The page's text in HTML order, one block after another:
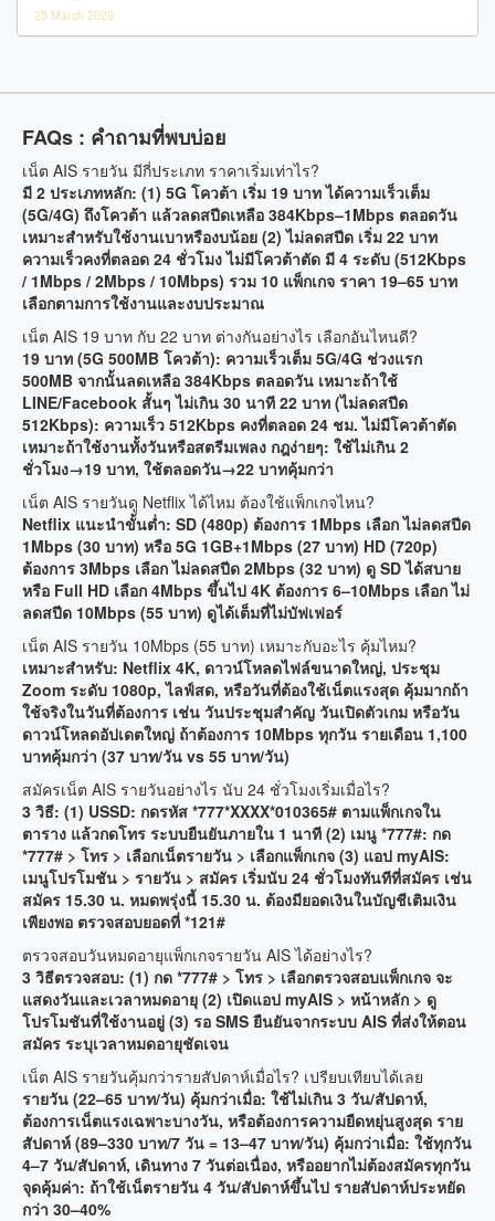
25 March 2026
FAQs : คำถามที่พบบ่อย
เน็ต AIS รายวัน มีกี่ประเภท ราคาเริ่มเท่าไร?
มี 2 ประเภทหลัก: (1) 5G โควต้า เริ่ม 19 บาท ได้ความเร็วเต็ม
(5G/4G) ถึงโควต้า แล้วลดสปีดเหลือ 384Kbps–1Mbps ตลอดวัน
เหมาะสำหรับใช้งานเบาหรืองบน้อย (2) ไม่ลดสปีด เริ่ม 22 บาท
ความเร็วคงที่ตลอด 24 ชั่วโมง ไม่มีโควต้าตัด มี 4 ระดับ (512Kbps
/ 1Mbps / 2Mbps / 10Mbps) รวม 10 แพ็กเกจ ราคา 19–65 บาท
เลือกตามการใช้งานและงบประมาณ
เน็ต AIS 19 บาท กับ 22 บาท ต่างกันอย่างไร เลือกอันไหนดี?
19 บาท (5G 500MB โควต้า): ความเร็วเต็ม 5G/4G ช่วงแรก
500MB จากนั้นลดเหลือ 384Kbps ตลอดวัน เหมาะถ้าใช้
LINE/Facebook สั้นๆ ไม่เกิน 30 นาที 22 บาท (ไม่ลดสปีด
512Kbps): ความเร็ว 512Kbps คงที่ตลอด 24 ชม. ไม่มีโควต้าตัด
เหมาะถ้าใช้งานทั้งวันหรือสตรีมเพลง กฎง่ายๆ: ใช้ไม่เกิน 2
ชั่วโมง→19 บาท, ใช้ตลอดวัน→22 บาทคุ้มกว่า
เน็ต AIS รายวันดู Netflix ได้ไหม ต้องใช้แพ็กเกจไหน?
Netflix แนะนำขั้นต่ำ: SD (480p) ต้องการ 1Mbps เลือก ไม่ลดสปีด
1Mbps (30 บาท) หรือ 5G 1GB+1Mbps (27 บาท) HD (720p)
ต้องการ 3Mbps เลือก ไม่ลดสปีด 2Mbps (32 บาท) ดู SD ได้สบาย
หรือ Full HD เลือก 4Mbps ขึ้นไป 4K ต้องการ 6–10Mbps เลือก ไม่
ลดสปีด 10Mbps (55 บาท) ดูได้เต็มที่ไม่บัฟเฟอร์
เน็ต AIS รายวัน 10Mbps (55 บาท) เหมาะกับอะไร คุ้มไหม?
เหมาะสำหรับ: Netflix 4K, ดาวน์โหลดไฟล์ขนาดใหญ่, ประชุม
Zoom ระดับ 1080p, ไลฟ์สด, หรือวันที่ต้องใช้เน็ตแรงสุด คุ้มมากถ้า
ใช้จริงในวันที่ต้องการ เช่น วันประชุมสำคัญ วันเปิดตัวเกม หรือวัน
ดาวน์โหลดอัปเดตใหญ่ ถ้าต้องการ 10Mbps ทุกวัน รายเดือน 1,100
บาทคุ้มกว่า (37 บาท/วัน vs 55 บาท/วัน)
สมัครเน็ต AIS รายวันอย่างไร นับ 24 ชั่วโมงเริ่มเมื่อไร?
3 วิธี: (1) USSD: กดรหัส *777*XXXX*010365# ตามแพ็กเกจใน
ตาราง แล้วกดโทร ระบบยืนยันภายใน 1 นาที (2) เมนู *777#: กด
*777# > โทร > เลือกเน็ตรายวัน > เลือกแพ็กเกจ (3) แอป myAIS:
เมนูโปรโมชัน > รายวัน > สมัคร เริ่มนับ 24 ชั่วโมงทันทีที่สมัคร เช่น
สมัคร 15.30 น. หมดพรุ่งนี้ 15.30 น. ต้องมียอดเงินในบัญชีเติมเงิน
เพียงพอ ตรวจสอบยอดที่ *121#
ตรวจสอบวันหมดอายุแพ็กเกจรายวัน AIS ได้อย่างไร?
3 วิธีตรวจสอบ: (1) กด *777# > โทร > เลือกตรวจสอบแพ็กเกจ จะ
แสดงวันและเวลาหมดอายุ (2) เปิดแอป myAIS > หน้าหลัก > ดู
โปรโมชันที่ใช้งานอยู่ (3) รอ SMS ยืนยันจากระบบ AIS ที่ส่งให้ตอน
สมัคร ระบุเวลาหมดอายุชัดเจน
เน็ต AIS รายวันคุ้มกว่ารายสัปดาห์เมื่อไร? เปรียบเทียบได้เลย
รายวัน (22–65 บาท/วัน) คุ้มกว่าเมื่อ: ใช้ไม่เกิน 3 วัน/สัปดาห์,
ต้องการเน็ตแรงเฉพาะบางวัน, หรือต้องการความยืดหยุ่นสูงสุด ราย
สัปดาห์ (89–330 บาท/7 วัน = 13–47 บาท/วัน) คุ้มกว่าเมื่อ: ใช้ทุกวัน
4–7 วัน/สัปดาห์, เดินทาง 7 วันต่อเนื่อง, หรืออยากไม่ต้องสมัครทุกวัน
จุดคุ้มค่า: ถ้าใช้เน็ตรายวัน 4 วัน/สัปดาห์ขึ้นไป รายสัปดาห์ประหยัด
กว่า 30–40%